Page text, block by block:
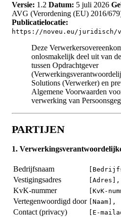
Versie: 1.2 Datum: 5 juli 2026
AVG (Verordening (EU) 2016/
Publicatielocatie:
https://noveu.eu/juridisch/
Deze
onlosmakelijk deel uit van
tussen Opdrachtgever
Solutions (Verwerker) en
Algemene Voorwaarden
verwerking van
PARTIJEN
1.
Bedrijfsnaam
Vestigingsadres
KvK-nummer [KvK-
Vertegenwoordigd door
Contact (privacy) [E-